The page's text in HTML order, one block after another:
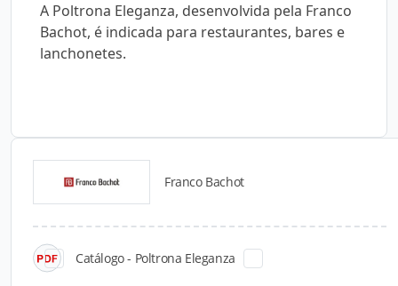
A Poltrona Eleganza, desenvolvida pela Franco
Bachot, é indicada para restaurantes, bares e
lanchonetes.
Franco Bachot
Catálogo - Poltrona Eleganza
Catálogos para Download